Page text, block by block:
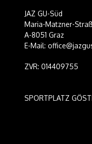
JAZ GU-Süd
Maria-Matzner-
A-8051 Graz
E-Mail:
ZVR: 014409755
SPORTPLATZ